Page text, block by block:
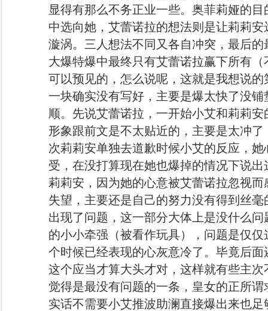
显得有那么不务正业一些。奥菲莉娅的
中选向她，艾蕾诺拉的想法则是让莉莉
漩涡。三人想法不同又各自冲突，最后
大爆特爆中最终只有艾蕾诺拉赢下所有
可以预见的，怎么说呢，这就是我想说
一块确实没有写好，主要是爆太快了没
顺。先说艾蕾诺拉，一开始小艾和莉莉
形象跟前文是不太贴近的，主要是太冲
次莉莉安单独去道歉时候小艾的反应，
受，在没打算现在她也爆掉的情况下说
莉莉安，因为她的心意被艾蕾诺拉忽视
失望，主要还是自己的努力没有得到丝
出现了问题，这一部分大体上是没什么
的小小牵强（被看作玩具），问题是仅
个时候已经表现的心灰意冷了。毕竟后
这个应当才算大头才对，这样就有些主
觉得是最没有问题的一条，皇女的正所
实话不需要小艾推波助澜直接爆出来也